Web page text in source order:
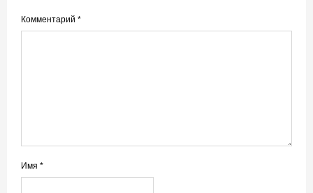
Комментарий *
Имя *